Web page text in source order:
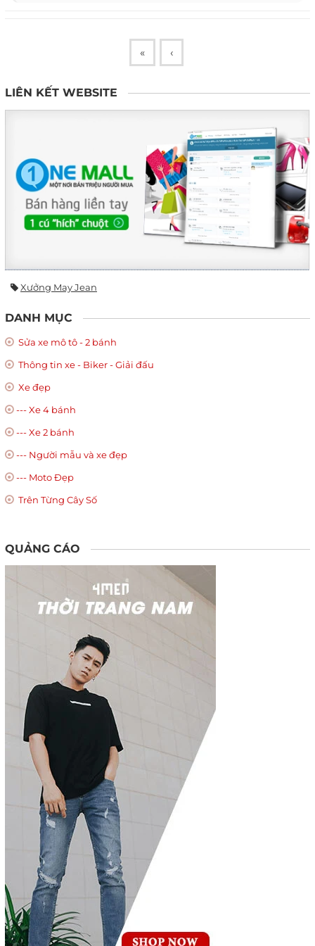
« ‹
LIÊN KẾT WEBSITE
Xưởng May Jean
DANH MỤC
Sửa xe mô tô - 2 bánh
Thông tin xe - Biker - Giải đấu
Xe đẹp
--- Xe 4 bánh
--- Xe 2 bánh
--- Người mẫu và xe đẹp
--- Moto Đẹp
Trên Từng Cây Số
QUẢNG CÁO